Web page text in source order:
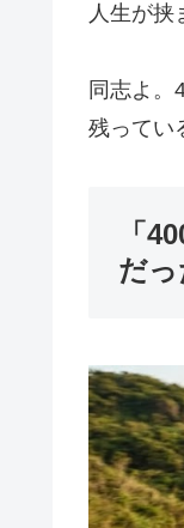
人生が挟
同志よ
残ってい
「
だっ